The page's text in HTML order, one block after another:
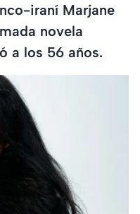
iraní Marjane
novela
a los 56 años.